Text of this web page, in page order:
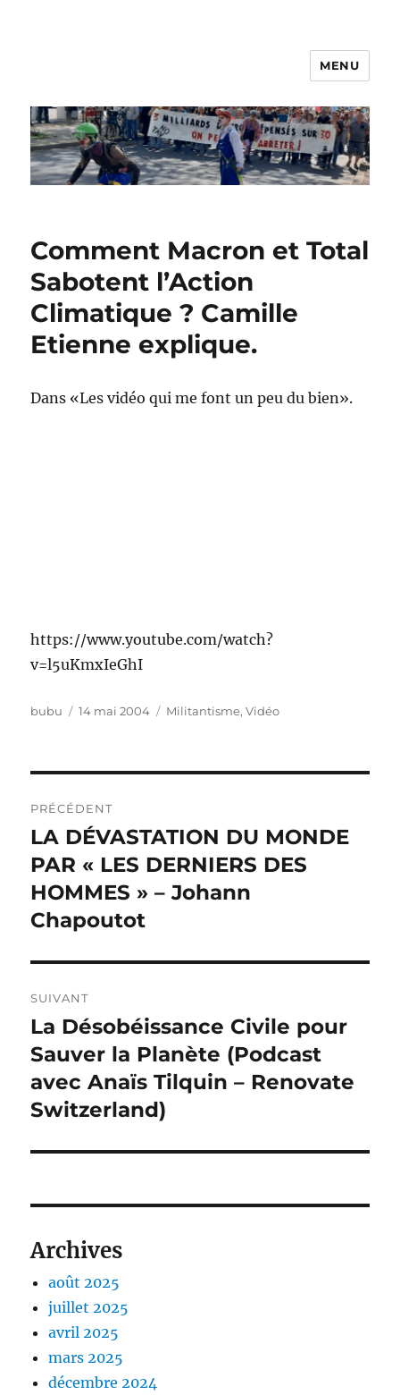
MENU
Comment Macron et Total
Sabotent l’Action
Climatique ? Camille
Etienne explique.
Dans «Les vidéo qui me font un peu du bien».
https://www.youtube.com/watch?
v=l5uKmxIeGhI
Auteur
bubu
Publié
14 mai 2004 Catégories
Militantisme,Vidéo
de
l’article
PRÉCÉDENT
Publication
précédente :
LA DÉVASTATION DU MONDE
PAR « LES DERNIERS DES
HOMMES » – Johann
Chapoutot
SUIVANT
Publication
suivante :
La Désobéissance Civile pour
Sauver la Planète (Podcast
avec Anaïs Tilquin – Renovate
Switzerland)
Archives
août 2025
juillet 2025
avril 2025
mars 2025
décembre 2024